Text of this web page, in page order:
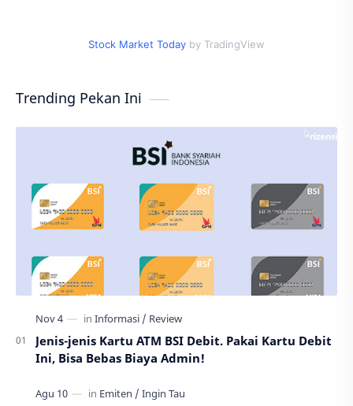
Stock Market Today by TradingView
Trending Pekan Ini
Jenis-jenis Kartu ATM BSI Debit. Pakai Kartu Debit
Ini, Bisa Bebas Biaya Admin!